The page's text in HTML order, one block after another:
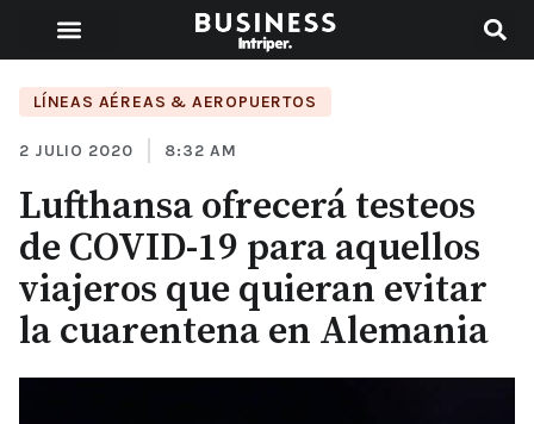
LÍNEAS AÉREAS & AEROPUERTOS
2 JULIO 2020 8:32 AM
Lufthansa ofrecerá testeos
de COVID-19 para aquellos
viajeros que quieran evitar
la cuarentena en Alemania